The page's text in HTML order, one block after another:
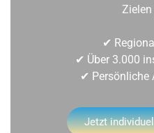
✔
✔ Über 3.000
✔ Persönliche
Jetzt